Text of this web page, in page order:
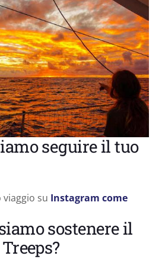
seguire il tuo
su Instagram come
sostenere il